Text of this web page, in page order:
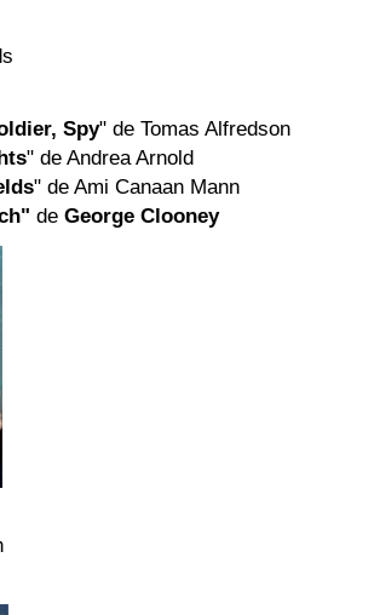
Spy" de Tomas Alfredson
" de Andrea Arnold
" de Ami Canaan Mann
de George Clooney